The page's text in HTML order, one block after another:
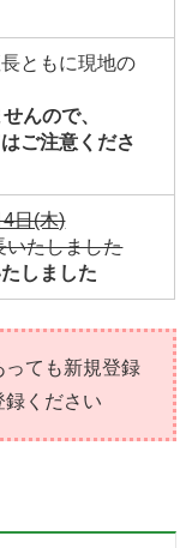
ともに現地の
んので、
ご注意くださ
日(木)
たしました
しました
ても新規登録
録ください